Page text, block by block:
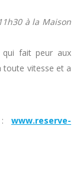
à la Maison
fait peur aux
toute vitesse et a
: www.reserve-